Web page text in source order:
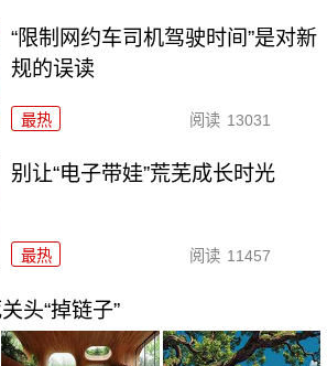
“限制网约车司机驾驶时间”是对新
规的误读
最热 阅读 13031
别让“电子带娃”荒芜成长时光
最热 阅读 11457
头“掉链子”